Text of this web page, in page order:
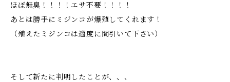
ほぼ無臭！！！！エサ不要！！！！
あとは勝手にミジンコが爆殖してくれます！
（殖えたミジンコは適度に間引いて下さい）
そして新たに判明したことが、、、